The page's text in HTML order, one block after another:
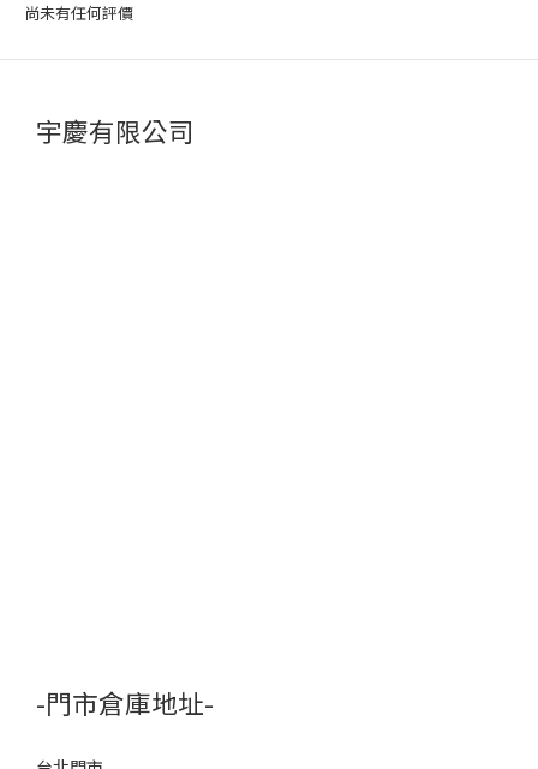
尚未有任何評價
宇慶有限公司
-門市倉庫地址-